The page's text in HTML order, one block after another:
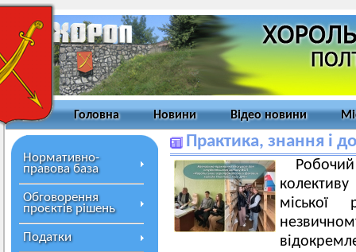
Головна Новини Відео новини
Нормативно-
правова база
Обговорення
проєктів рішень
Податки
Практика, знання і
міської